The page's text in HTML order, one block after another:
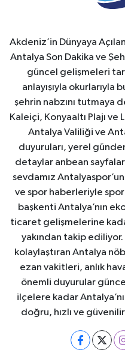
Akdeniz’in Dünyaya
Antalya Son Dakika ve
güncel gelişmeleri
anlayışıyla okurlarıyla
şehrin nabzını tutmaya
Kaleiçi, Konyaaltı Plajı ve
Antalya Valiliği ve
duyuruları, yerel
detaylar anbean
sevdamız
ve spor haberleriyle
başkenti Antalya’nın
ticaret gelişmelerine
yakından takip ediliyor.
kolaylaştıran Antalya
ezan vakitleri, anlık
önemli duyurular
ilçelere kadar
doğru, hızlı ve